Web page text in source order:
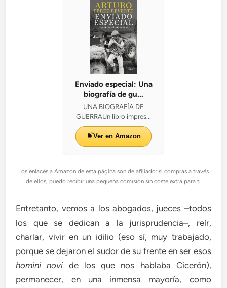
Enviado especial: Una
biografía de gu...
UNA BIOGRAFÍA DE
GUERRAUn libro impres...
Ver en Amazon
Los enlaces a Amazon de esta página son de afiliado: si compras a través
de ellos, puedo recibir una pequeña comisión sin coste extra para ti.
Entretanto, vemos a los abogados, jueces –todos
los que se dedican a la jurisprudencia–, reír,
charlar, vivir en un idilio (eso sí, muy trabajado,
porque se dejaron el sudor de su frente en ser esos
homini novi de los que nos hablaba Cicerón),
permanecer, en una inmensa mayoría, como